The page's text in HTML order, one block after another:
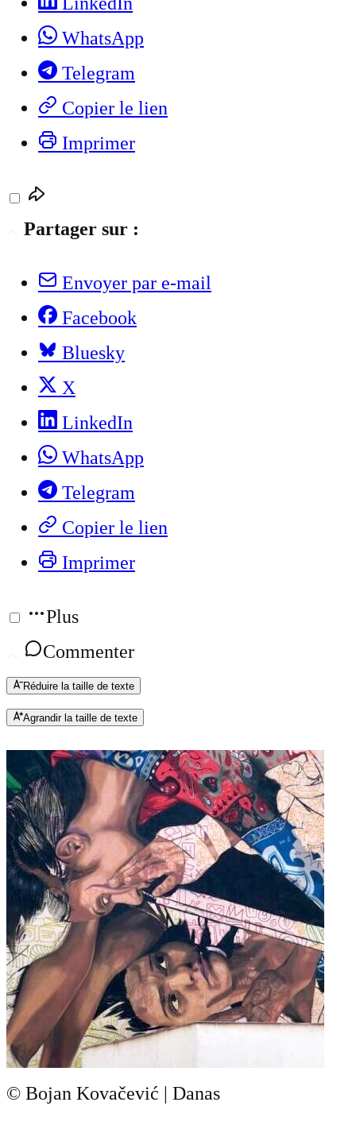
WhatsApp
Telegram
Copier le lien
Imprimer
Partager sur :
Envoyer par e-mail
Facebook
Bluesky
X
LinkedIn
WhatsApp
Telegram
Copier le lien
Imprimer
Plus
Commenter
Réduire la taille de texte
Agrandir la taille de texte
© Bojan Kovačević | Danas